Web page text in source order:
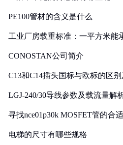
PE100管材的含义是什么
工业厂房载重标准：一平方米能
CONOSTAN公司简介
C13和C14插头国标与欧标的区
LGJ-240/30导线参数及载流量解
寻找nce01p30k MOSFET管的合
电梯的尺寸有哪些规格